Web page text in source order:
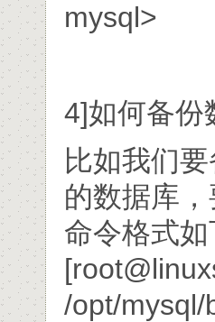
mysql>
4]如何备份
比如我们
的数据库
命令格式
/opt/mysql/